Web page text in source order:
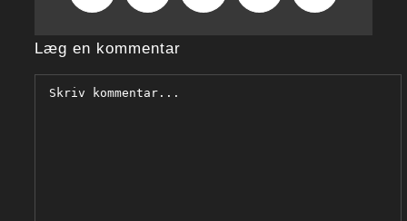
mail
Læg en kommentar
Comment